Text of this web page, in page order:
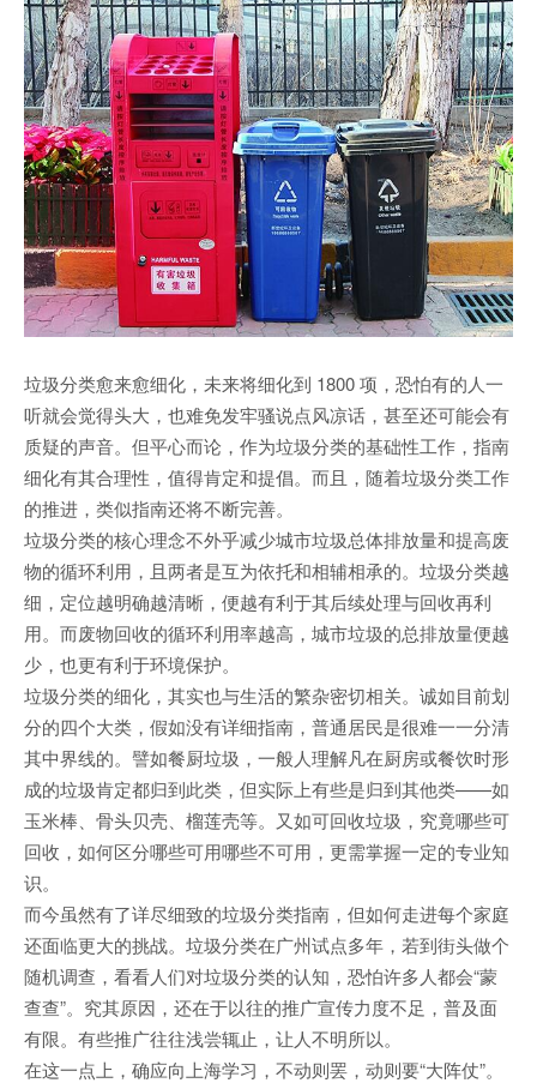
垃圾分类愈来愈细化，未来将细化到 1800 项，恐怕有的人一
听就会觉得头大，也难免发牢骚说点风凉话，甚至还可能会有
质疑的声音。但平心而论，作为垃圾分类的基础性工作，指南
细化有其合理性，值得肯定和提倡。而且，随着垃圾分类工作
的推进，类似指南还将不断完善。
垃圾分类的核心理念不外乎减少城市垃圾总体排放量和提高废
物的循环利用，且两者是互为依托和相辅相承的。垃圾分类越
细，定位越明确越清晰，便越有利于其后续处理与回收再利
用。而废物回收的循环利用率越高，城市垃圾的总排放量便越
少，也更有利于环境保护。
垃圾分类的细化，其实也与生活的繁杂密切相关。诚如目前划
分的四个大类，假如没有详细指南，普通居民是很难一一分清
其中界线的。譬如餐厨垃圾，一般人理解凡在厨房或餐饮时形
成的垃圾肯定都归到此类，但实际上有些是归到其他类——如
玉米棒、骨头贝壳、榴莲壳等。又如可回收垃圾，究竟哪些可
回收，如何区分哪些可用哪些不可用，更需掌握一定的专业知
识。
而今虽然有了详尽细致的垃圾分类指南，但如何走进每个家庭
还面临更大的挑战。垃圾分类在广州试点多年，若到街头做个
随机调查，看看人们对垃圾分类的认知，恐怕许多人都会“蒙
查查”。究其原因，还在于以往的推广宣传力度不足，普及面
有限。有些推广往往浅尝辄止，让人不明所以。
在这一点上，确应向上海学习，不动则罢，动则要“大阵仗”。